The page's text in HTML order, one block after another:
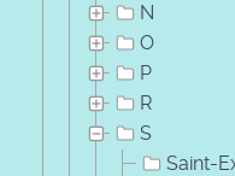
N
O
P
R
S
Saint-